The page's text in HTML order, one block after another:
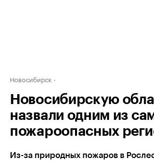
Новосибирск
Новосибирскую
назвали одним из
пожароопасных
Из-за природных пожаров в